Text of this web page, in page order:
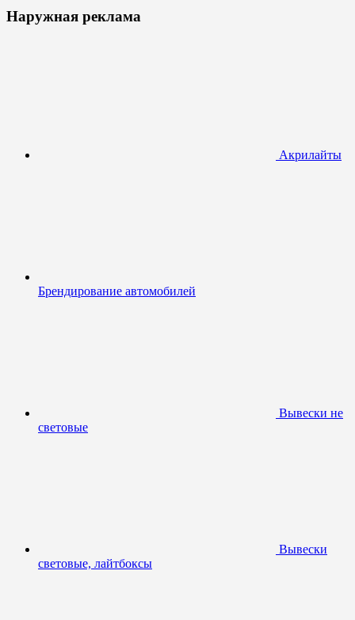
Наружная реклама
Акрилайты
Брендирование автомобилей
Вывески не
световые
Вывески
световые, лайтбоксы